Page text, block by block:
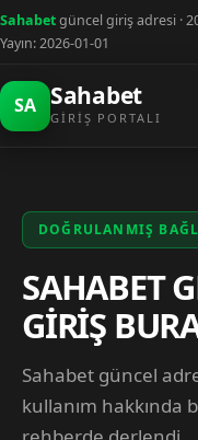
Sahabetgüncel giriş adresi ·
Yayın: 2026-01-01
SA Sahabet
GIRIŞ PORTALI
DOĞRULANMIŞ
SAHABET
GİRİŞ
Sahabet güncel
kullanım hakkında